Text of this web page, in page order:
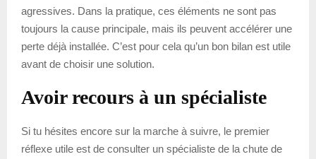
agressives. Dans la pratique, ces éléments ne sont pas
toujours la cause principale, mais ils peuvent accélérer une
perte déjà installée. C’est pour cela qu’un bon bilan est utile
avant de choisir une solution.
Avoir recours à un spécialiste
Si tu hésites encore sur la marche à suivre, le premier
réflexe utile est de consulter un spécialiste de la chute de